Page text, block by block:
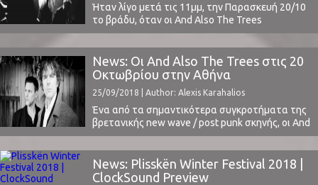
Ήταν λίγο μετά τις 11μμ, την Παρασκευή 20/10
το βράδυ, όταν οι And Also The Trees
περνώντας μέσα από το κοινό, ανέβηκαν στη
σκηνή του Death Disco σε μια sold out
συναυλία. Φυσικά, εξέχουσα μορφή ήταν ο
εμβληματικός frontman Simon Huw Jones
ντυμένος σαν δανδής, ο οποίος κέρδισε με το ...
News: Οι And Also The Trees στις 20
Οκτωβρίου στην Αθήνα
25/09/2018 | Author: Alexis Karahalios
Ένα από τα σημαντικότερα συγκροτήματα της
βρετανικής new wave / post punk σκηνής, οι And
Also The Trees, θα εμφανιστούν ζωντανά στο
Death Disco, το Σάββατο 20 Οκτωβρίου.Το
συγκρότημα ξεκίνησε το μουσικό του ταξίδι το
1979, από ένα μικρό χωριό του Worcestershire
News: Plisskën Winter Festival 2018 |
ClockSound Preview